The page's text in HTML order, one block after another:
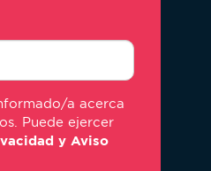
a acerca
Puede ejercer
y Aviso